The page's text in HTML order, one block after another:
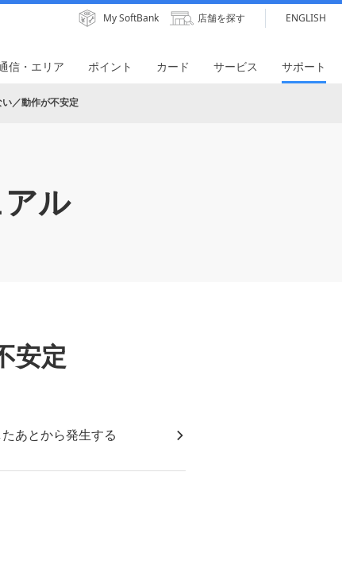
My SoftBank 店舗を探す ENGLISH
信・エリア ポイント カード サービス サポート
／動作が不安定
ル
安定
あとから発生する